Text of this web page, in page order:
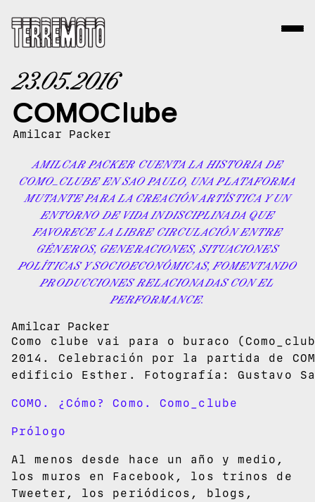
23.05.2016
COMOClube
Amilcar Packer
AMILCAR PACKER CUENTA LA HISTORIA DE
COMO_CLUBE EN SAO PAULO, UNA PLATAFORMA
MUTANTE PARA LA CREACIÓN ARTÍSTICA Y UN
ENTORNO DE VIDA INDISCIPLINADA QUE
FAVORECE LA LIBRE CIRCULACIÓN ENTRE
GÉNEROS, GENERACIONES, SITUACIONES
POLÍTICAS Y SOCIOECONÓMICAS, FOMENTANDO
PRODUCCIONES RELACIONADAS CON EL
PERFORMANCE.
Amilcar Packer
Como clube vai para o buraco
2014. Celebración por la partida de
edificio Esther. Fotografía: Gustavo
COMO. ¿Cómo? Como. Como_clube
Prólogo
Al menos desde hace un año y medio,
los muros en Facebook, los trinos de
Tweeter, los periódicos, blogs,